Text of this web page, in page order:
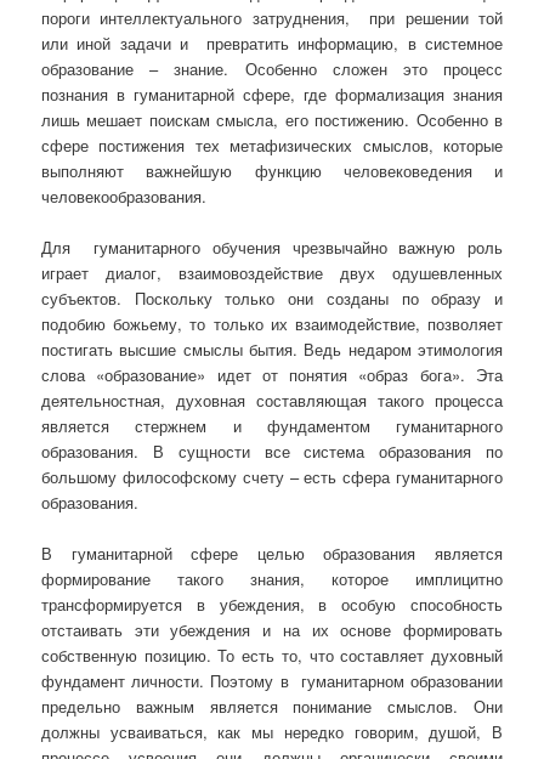
пороги интеллектуального затруднения, при решении той
или иной задачи и превратить информацию, в системное
образование – знание. Особенно сложен это процесс
познания в гуманитарной сфере, где формализация знания
лишь мешает поискам смысла, его постижению. Особенно в
сфере постижения тех метафизических смыслов, которые
выполняют важнейшую функцию человековедения и
человекообразования.
Для гуманитарного обучения чрезвычайно важную роль
играет диалог, взаимовоздействие двух одушевленных
субъектов. Поскольку только они созданы по образу и
подобию божьему, то только их взаимодействие, позволяет
постигать высшие смыслы бытия. Ведь недаром этимология
слова «образование» идет от понятия «образ бога». Эта
деятельностная, духовная составляющая такого процесса
является стержнем и фундаментом гуманитарного
образования. В сущности все система образования по
большому философскому счету – есть сфера гуманитарного
образования.
В гуманитарной сфере целью образования является
формирование такого знания, которое имплицитно
трансформируется в убеждения, в особую способность
отстаивать эти убеждения и на их основе формировать
собственную позицию. То есть то, что составляет духовный
фундамент личности. Поэтому в гуманитарном образовании
предельно важным является понимание смыслов. Они
должны усваиваться, как мы нередко говорим, душой, В